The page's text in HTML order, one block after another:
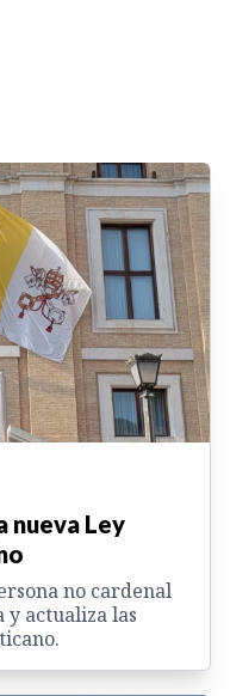
nueva Ley
no cardenal
y actualiza las